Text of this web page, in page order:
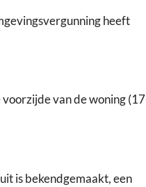
heeft
van de woning
is bekendgemaakt, een